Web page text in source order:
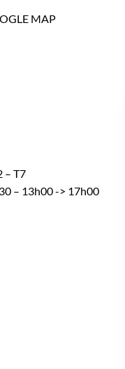
MAP
– T7
– 13h00 -> 17h00